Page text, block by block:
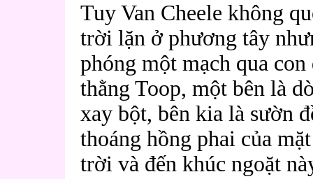
Tuy Van Cheele không
trời lặn ở phương tây
phóng một mạch qua
thằng Toop, một bên là
xay bột, bên kia là sườn
thoáng hồng phai của
trời và đến khúc ngoặt